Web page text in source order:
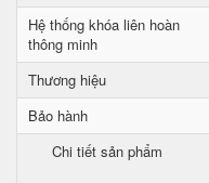
Hệ thống khóa liên hoàn
thông minh
Thương hiệu
Bảo hành
Chi tiết sản phẩm